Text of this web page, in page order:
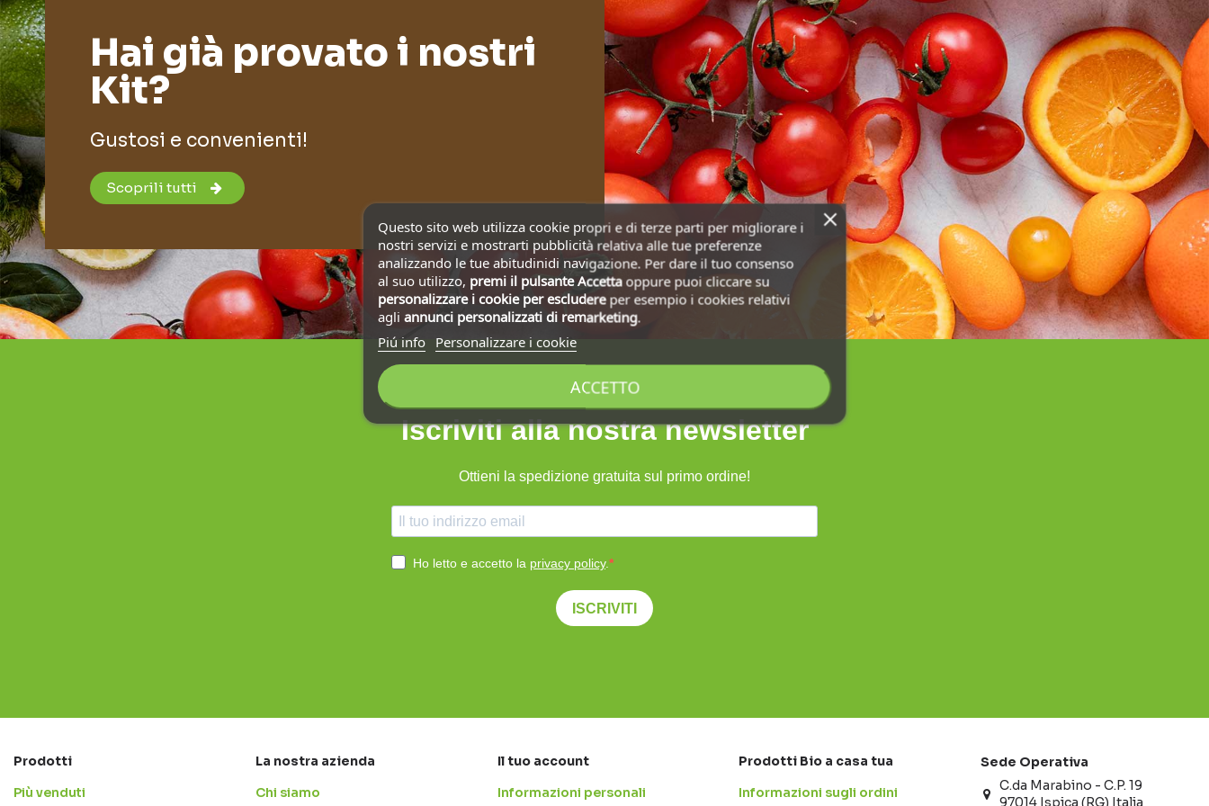
Hai già provato i nostri
Kit?
Gustosi e convenienti!
Scoprili tutti
Iscriviti alla nostra newsletter
Ottieni la spedizione gratuita sul primo ordine!
Ho letto e accetto la privacy policy.
ISCRIVITI
Prodotti
Più venduti
La nostra azienda
Chi siamo
Il tuo account
Informazioni personali
Prodotti Bio a casa tua
Informazioni sugli ordini
Sede Operativa
C.da Marabino - C.P. 19
97014 Ispica (RG) Italia
Questo sito web utilizza cookie propri e di terze parti per migliorare i
nostri servizi e mostrarti pubblicità relativa alle tue preferenze
analizzando le tue abitudinidi navigazione. Per dare il tuo consenso
al suo utilizzo, premi il pulsante Accettaoppure puoi cliccare su
personalizzare i cookie per escludereper esempio i cookies relativi
agli annunci personalizzati di remarketing.
Piú info
Personalizzare i cookie
ACCETTO